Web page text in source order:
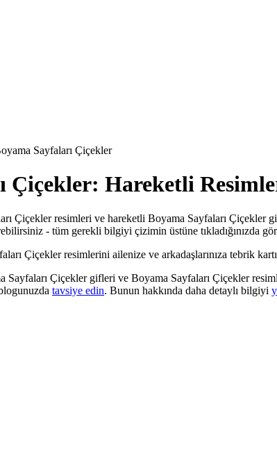
Sayfaları Çiçekler
Çiçekler: Hareketli
Çiçekler resimleri ve hareketli Boyama Sayfaları Çiçekler
- tüm gerekli bilgiyi çizimin üstüne tıkladığınızda
Çiçekler resimlerini ailenize ve arkadaşlarınıza tebrik
Çiçekler gifleri ve Boyama Sayfaları Çiçekler
tavsiye edin. Bunun hakkında daha detaylı bilgiyi